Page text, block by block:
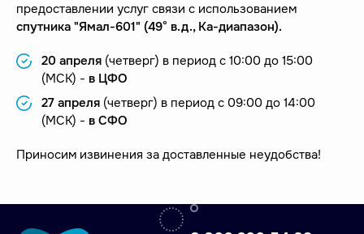
предоставлении услуг связи с использованием
спутника "Ямал-601" (49° в.д., Ка-диапазон).
20 апреля (четверг) в период с 10:00 до 15:00
(МСК) - в ЦФО
27 апреля (четверг) в период с 09:00 до 14:00
(МСК) - в СФО
Приносим извинения за доставленные неудобства!